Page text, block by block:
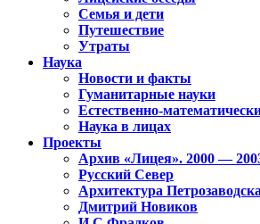
Семья и дети
Путешествие
Утраты
Наука
Новости и факты
Гуманитарные науки
Естественно-
Наука в лицах
Проекты
Архив «Лицея». 2000 —
Русский Север
Архитектура
Дмитрий Новиков